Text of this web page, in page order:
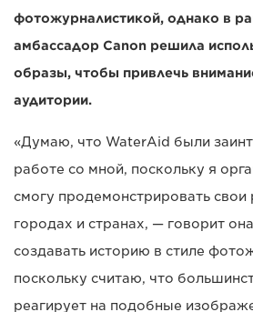
фотожурналистикой, однако в
амбассадор Canon решила
образы, чтобы привлечь
аудитории.
«Думаю, что WaterAid были
работе со мной, поскольку я
смогу продемонстрировать
городах и странах, — говорит
создавать историю в стиле
поскольку считаю, что
реагирует на подобные